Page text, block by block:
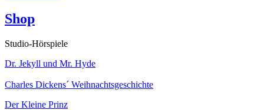
Shop
Studio-Hörspiele
Dr. Jekyll und Mr. Hyde
Charles Dickens´ Weihnachtsgeschichte
Der Kleine Prinz